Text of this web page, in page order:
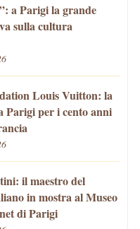
a Parigi la grande
sulla cultura
Louis Vuitton: la
Parigi per i cento anni
il maestro del
in mostra al Museo
di Parigi